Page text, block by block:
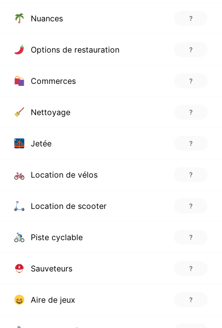
Nuances ?
Options de restauration ?
Commerces ?
Nettoyage ?
Jetée ?
Location de vélos ?
Location de scooter ?
Piste cyclable ?
Sauveteurs ?
Aire de jeux ?